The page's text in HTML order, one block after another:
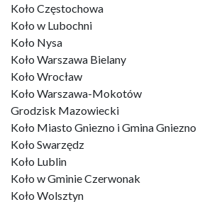
Koło Częstochowa
Koło w Lubochni
Koło Nysa
Koło Warszawa Bielany
Koło Wrocław
Koło Warszawa-Mokotów
Grodzisk Mazowiecki
Koło Miasto Gniezno i Gmina Gniezno
Koło Swarzędz
Koło Lublin
Koło w Gminie Czerwonak
Koło Wolsztyn